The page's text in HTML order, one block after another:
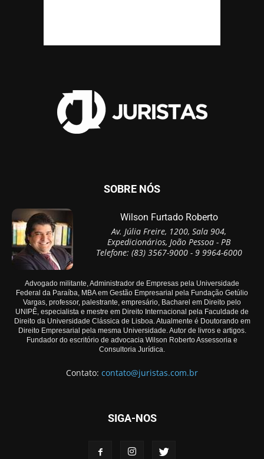
SOBRE NÓS
Wilson Furtado Roberto
Av. Júlia Freire, 1200, Sala 904,
Expedicionários, João Pessoa - PB
Telefone: (83) 3567-9000 - 9 9964-6000
Advogado militante, Administrador de Empresas pela Universidade
Federal da Paraíba, MBA em Gestão Empresarial pela Fundação Getúlio
Vargas, professor, palestrante, empresário, Bacharel em Direito pelo
UNIPÊ, especialista e mestre em Direito Internacional pela Faculdade de
Direito da Universidade Clássica de Lisboa. Atualmente é Doutorando em
Direito Empresarial pela mesma Universidade. Autor de livros e artigos.
Fundador do escritório de advocacia Wilson Roberto Assessoria e
Consultoria Jurídica.
Contato: contato@juristas.com.br
SIGA-NOS